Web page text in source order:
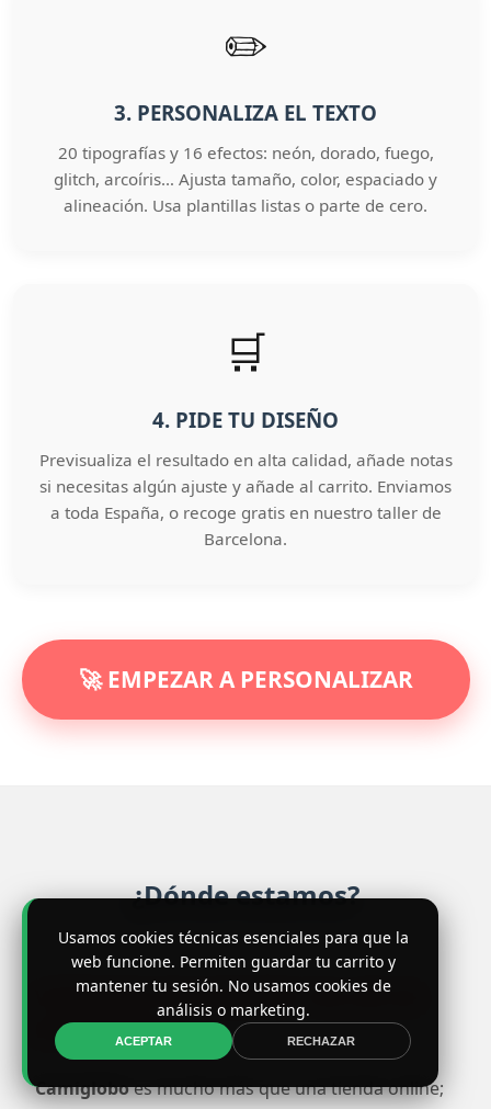
✏️
3. PERSONALIZA EL TEXTO
20 tipografías y 16 efectos: neón, dorado, fuego,
glitch, arcoíris… Ajusta tamaño, color, espaciado y
alineación. Usa plantillas listas o parte de cero.
🛒
4. PIDE TU DISEÑO
Previsualiza el resultado en alta calidad, añade notas
si necesitas algún ajuste y añade al carrito. Enviamos
a toda España, o recoge gratis en nuestro taller de
Barcelona.
🚀 EMPEZAR A PERSONALIZAR
¿Dónde estamos?
VISÍTANOS EN NUESTRO TALLER DE
BARCELONA
Camigloboes mucho más que una tienda online;
Usamos cookies técnicas esenciales para que la
web funcione. Permiten guardar tu carrito y
mantener tu sesión. No usamos cookies de
análisis o marketing.
ACEPTAR RECHAZAR